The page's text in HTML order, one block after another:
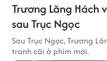
Trương Lăng Hách
sau Trục Ngọc
Sau Trục Ngọc, Trương
tranh cãi ở phim mới.